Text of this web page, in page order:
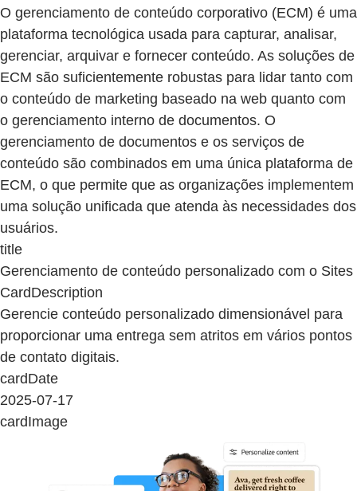
O gerenciamento de conteúdo corporativo (ECM) é uma
plataforma tecnológica usada para capturar, analisar,
gerenciar, arquivar e fornecer conteúdo. As soluções de
ECM são suficientemente robustas para lidar tanto com
o conteúdo de marketing baseado na web quanto com
o gerenciamento interno de documentos. O
gerenciamento de documentos e os serviços de
conteúdo são combinados em uma única plataforma de
ECM, o que permite que as organizações implementem
uma solução unificada que atenda às necessidades dos
usuários.
title
Gerenciamento de conteúdo personalizado com o Sites
CardDescription
Gerencie conteúdo personalizado dimensionável para
proporcionar uma entrega sem atritos em vários pontos
de contato digitais.
cardDate
2025-07-17
cardImage